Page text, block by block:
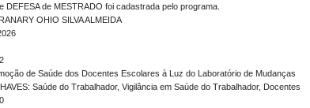
DEFESA de MESTRADO foi cadastrada pelo programa.
OHIO SILVA ALMEIDA
de Saúde dos Docentes Escolares à Luz do Laboratório de Mudanças
Saúde do Trabalhador, Vigilância em Saúde do Trabalhador, Docentes